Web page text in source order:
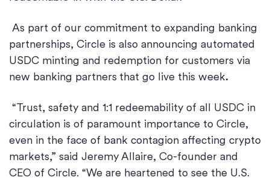
As part of our commitment to expanding banking
partnerships, Circle is also announcing automated
USDC minting and redemption for customers via
new banking partners that go live this week.
“Trust, safety and 1:1 redeemability of all USDC in
circulation is of paramount importance to Circle,
even in the face of bank contagion affecting crypto
markets,” said Jeremy Allaire, Co-founder and
CEO of Circle. “We are heartened to see the U.S.